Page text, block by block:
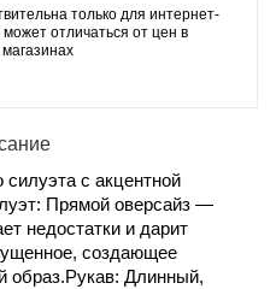
только для интернет-
отличаться от цен в
с акцентной
Прямой оверсайз —
недостатки и дарит
создающее
образ.Рукав: Длинный,